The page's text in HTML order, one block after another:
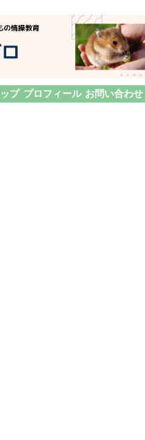
プ プロフィール お問い合わせ